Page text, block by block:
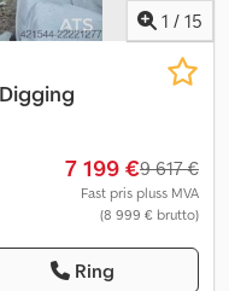
1 / 15
7 199 €9 617 €
Fast pris pluss MVA
(8 999 € brutto)
Ring